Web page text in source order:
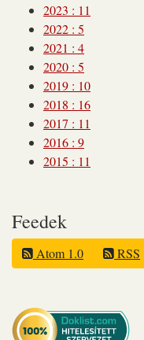
2023 : 11
2022 : 5
2021 : 4
2020 : 5
2019 : 10
2018 : 16
2017 : 11
2016 : 9
2015 : 11
Feedek
Atom 1.0 RSS